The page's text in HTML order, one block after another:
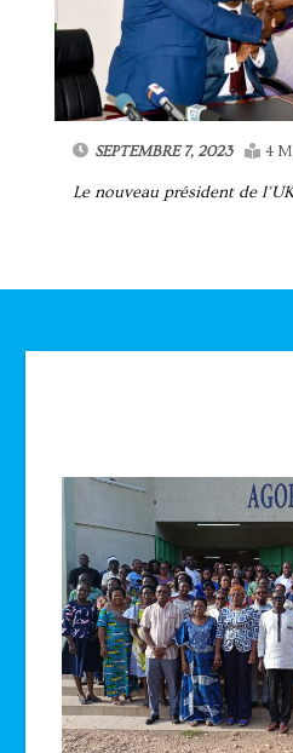
SEPTEMBRE 7, 2023 4
Le nouveau président de